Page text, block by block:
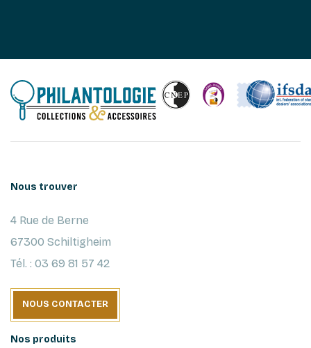
Nous trouver
4 Rue de Berne
67300 Schiltigheim
Tél. : 03 69 81 57 42
NOUS CONTACTER
Nos produits